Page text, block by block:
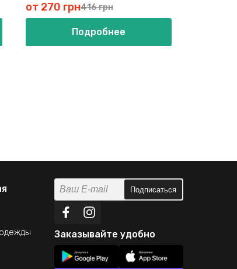
от 270 грн416 грн
Подробнее
Подписаться
Заказывайте удобно